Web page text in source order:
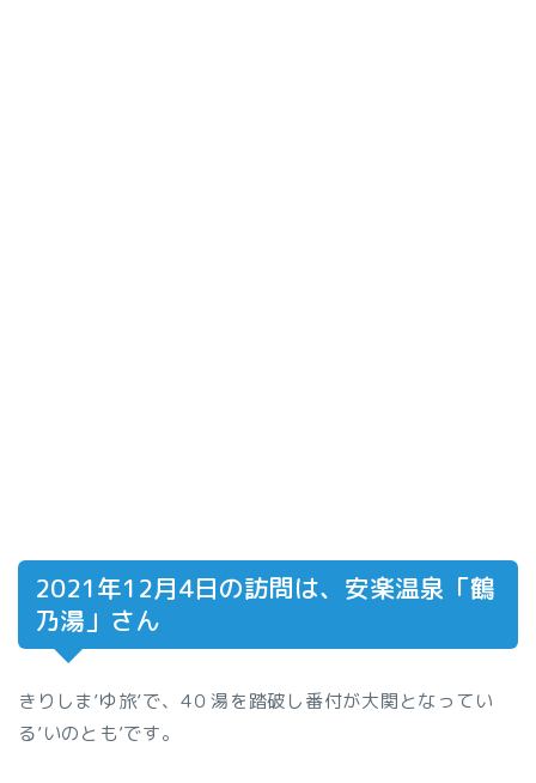
2021年12月4日の訪問は、安楽温泉「鶴
乃湯」さん
きりしま’ゆ旅’で、4０湯を踏破し番付が大関となってい
る’いのとも’です。